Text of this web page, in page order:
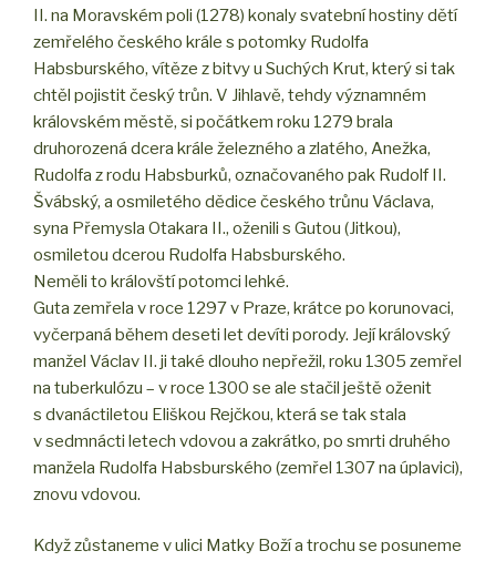
II. na Moravském poli (1278) konaly svatební hostiny dětí
zemřelého českého krále s potomky Rudolfa
Habsburského, vítěze z bitvy u Suchých Krut, který si tak
chtěl pojistit český trůn. V Jihlavě, tehdy významném
královském městě, si počátkem roku 1279 brala
druhorozená dcera krále železného a zlatého, Anežka,
Rudolfa z rodu Habsburků, označovaného pak Rudolf II.
Švábský, a osmiletého dědice českého trůnu Václava,
syna Přemysla Otakara II., oženili s Gutou (Jitkou),
osmiletou dcerou Rudolfa Habsburského.
Neměli to královští potomci lehké.
Guta zemřela v roce 1297 v Praze, krátce po korunovaci,
vyčerpaná během deseti let devíti porody. Její královský
manžel Václav II. ji také dlouho nepřežil, roku 1305 zemřel
na tuberkulózu – v roce 1300 se ale stačil ještě oženit
s dvanáctiletou Eliškou Rejčkou, která se tak stala
v sedmnácti letech vdovou a zakrátko, po smrti druhého
manžela Rudolfa Habsburského (zemřel 1307 na úplavici),
znovu vdovou.
Když zůstaneme v ulici Matky Boží a trochu se posuneme